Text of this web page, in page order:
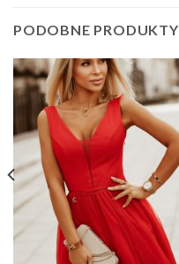
PODOBNE PRODUKTY